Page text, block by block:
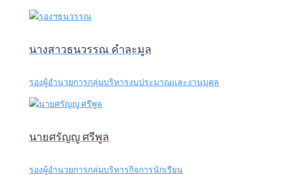
นางสาวธนวรรณ คำละมูล
รองผู้อำนวยการกลุ่มบริหารงบประมาณและงานบุคล
นายศรัญญู ศรีพูล
รองผู้อำนวยการกลุ่มบริหารกิจการนักเรียน